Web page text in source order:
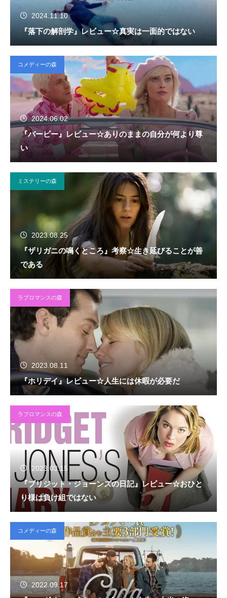
2024.11.10
『落下の解剖学』レビュー☆真実は一面的ではない
コメディーの森
2024.06.02
『バービー』レビュー☆ありのままの自分が何より尊
い
ミステリーの森
2023.08.25
『ザリガニの鳴くところ』考察☆生き延びることが善
である
ラブロマンスの森
2023.08.11
『ホリデイ』レビュー☆人生には休暇が必要だ
ラブロマンスの森
2023.03.15
『ブリジット・ジョーンズの日記』レビュー☆おひと
り様は負け組ではない
コメディーの森
2022.09.17